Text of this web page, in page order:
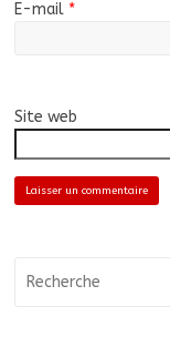
E-mail *
Site web